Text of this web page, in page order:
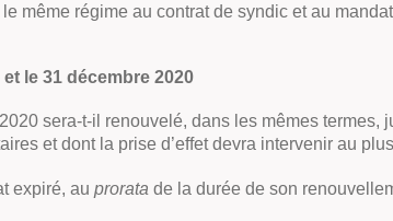
même régime au contrat de syndic et au
le 31 décembre 2020
sera-t-il renouvelé, dans les mêmes termes,
et dont la prise d’effet devra intervenir au
expiré, auprorata de la durée de son